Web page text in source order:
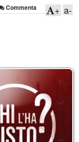
Commenta a-
+